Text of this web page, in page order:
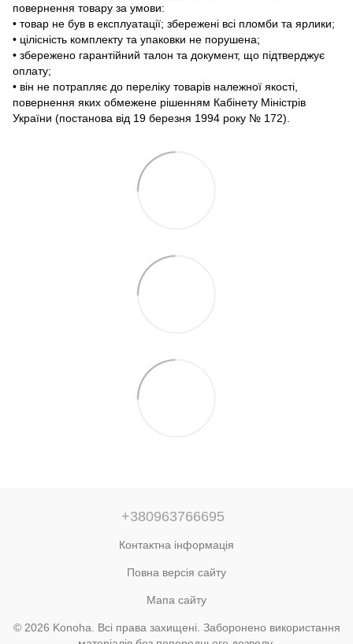
повернення товару за умови:
• товар не був в експлуатації; збережені всі пломби та ярлики;
• цілісність комплекту та упаковки не порушена;
• збережено гарантійний талон та документ, що підтверджує
оплату;
• він не потрапляє до переліку товарів належної якості,
повернення яких обмежене рішенням Кабінету Міністрів
України (постанова від 19 березня 1994 року № 172).
+380963766695
Контактна інформація
Повна версія сайту
Мапа сайту
© 2026 Konoha. Всі права захищені. Заборонено використання